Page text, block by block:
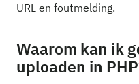
URL en foutmelding.
Waarom kan ik
uploaden in